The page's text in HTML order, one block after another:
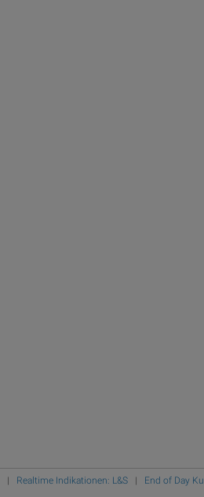
| Realtime Indikationen: L&S | End of Day